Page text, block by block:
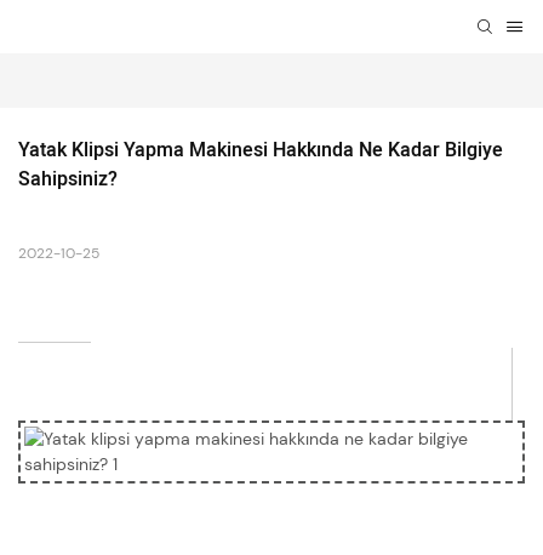
Yatak Klipsi Yapma Makinesi Hakkında Ne Kadar Bilgiye
Sahipsiniz?
2022-10-25